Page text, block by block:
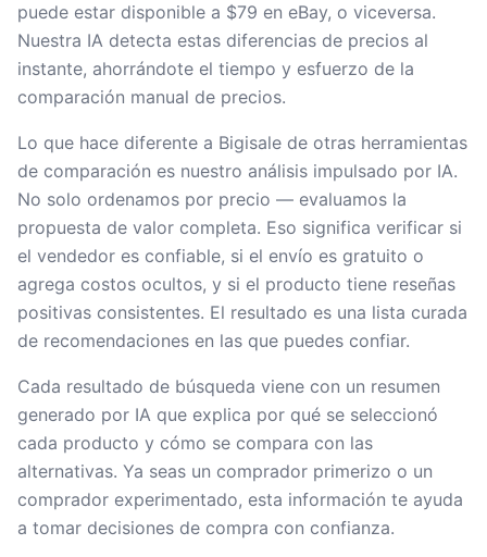
puede estar disponible a $79 en eBay, o viceversa.
Nuestra IA detecta estas diferencias de precios al
instante, ahorrándote el tiempo y esfuerzo de la
comparación manual de precios.
Lo que hace diferente a Bigisale de otras herramientas
de comparación es nuestro análisis impulsado por IA.
No solo ordenamos por precio — evaluamos la
propuesta de valor completa. Eso significa verificar si
el vendedor es confiable, si el envío es gratuito o
agrega costos ocultos, y si el producto tiene reseñas
positivas consistentes. El resultado es una lista curada
de recomendaciones en las que puedes confiar.
Cada resultado de búsqueda viene con un resumen
generado por IA que explica por qué se seleccionó
cada producto y cómo se compara con las
alternativas. Ya seas un comprador primerizo o un
comprador experimentado, esta información te ayuda
a tomar decisiones de compra con confianza.